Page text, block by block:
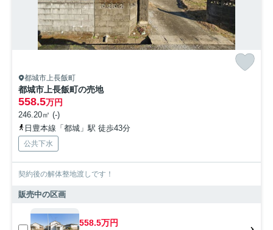
都城市上長飯町
都城市上長飯町の売地
558.5万円
246.20㎡ (-)
日豊本線「都城」駅 徒歩43分
公共下水
契約後の解体整地渡しです！
販売中の区画
558.5万円